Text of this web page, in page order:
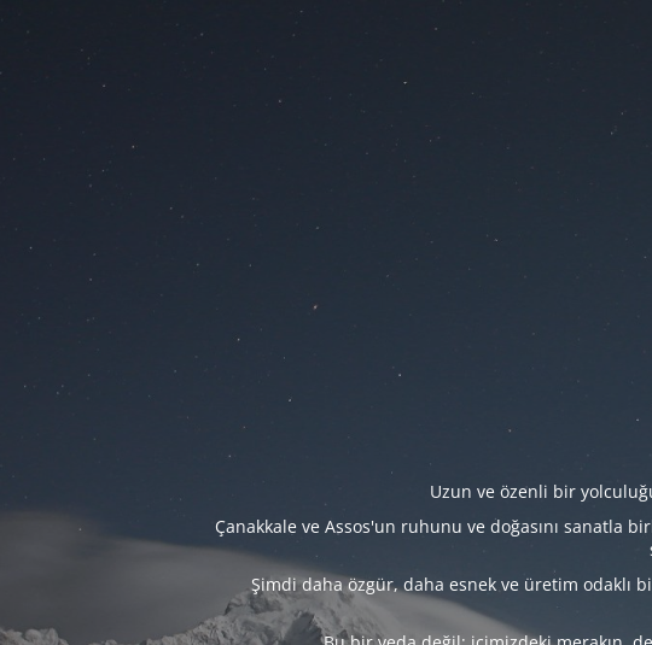
Uzun ve özenli bir
Çanakkale ve Assos'un ruhunu ve doğasını sanatla
Şimdi daha özgür, daha esnek ve üretim odaklı